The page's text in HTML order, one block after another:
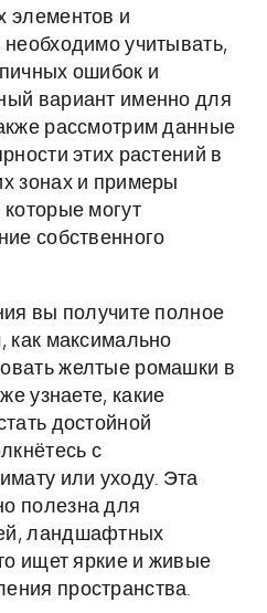
элементов и
учитывать,
ошибок и
вариант именно для
рассмотрим данные
этих растений в
зонах и примеры
могут
собственного
вы получите полное
как максимально
желтые ромашки в
узнаете, какие
достойной
с
или уходу. Эта
полезна для
ландшафтных
ищет яркие и живые
пространства.